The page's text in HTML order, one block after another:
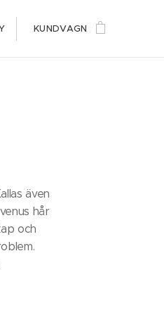
KUNDVAGN
även
hår
och